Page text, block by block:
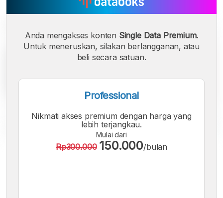
A A A
Anda mengakses konten Single Data Premium.
Untuk meneruskan, silakan berlangganan, atau
beli secara satuan.
Professional
Nikmati akses premium dengan harga yang
lebih terjangkau.
Mulai dari
Rp300.000 150.000/bulan